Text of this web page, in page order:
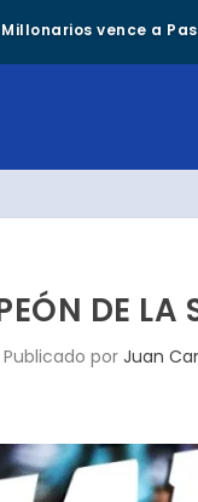
vence a
DE LA
Publicado por Juan